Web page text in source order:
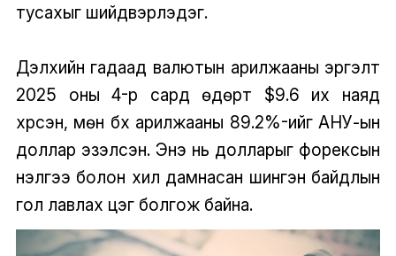
тусахыг шийдвэрлэдэг.
Дэлхийн гадаад валютын арилжааны эргэлт
2025 оны 4-р сард өдөрт $9.6 их наяд
хүрсэн, мөн бүх арилжааны 89.2%-ийг АНУ-ын
доллар эзэлсэн. Энэ нь долларыг форексын
үнэлгээ болон хил дамнасан шингэн байдлын
гол лавлах цэг болгож байна.